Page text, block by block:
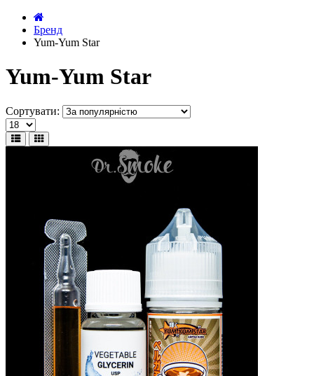
Бренд
Yum-Yum Star
Yum-Yum Star
Сортувати: